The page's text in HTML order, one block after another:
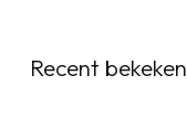
Recent bekeken